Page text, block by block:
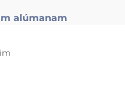
alúmanam